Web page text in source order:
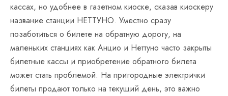
кассах, но удобнее в газетном киоске, сказав киоскеру
название станции НЕТТУНО. Уместно сразу
позаботиться о билете на обратную дорогу, на
маленьких станциях как Анцио и Неттуно часто закрыты
билетные кассы и приобретение обратного билета
может стать проблемой. На пригородные электрички
билеты продают только на текущий день, это важно